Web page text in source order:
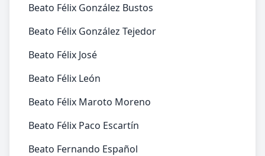
Beato Félix González Bustos
Beato Félix González Tejedor
Beato Félix José
Beato Félix León
Beato Félix Maroto Moreno
Beato Félix Paco Escartín
Beato Fernando Español